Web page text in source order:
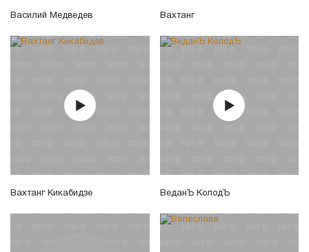
Василий Медведев Вахтанг
Вахтанг Кикабидзе ВеданЪ КолодЪ